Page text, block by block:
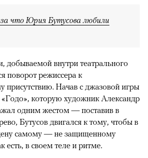
что Юрия Бутусова любили
добываемой внутри театрального
поворот режиссера к
присутствию. Начав с джазовой игры
«Годо», которую художник Александр
одним жестом — поставив в
Бутусов двигался к тому, чтобы в
самому — не защищенному
есть, в своем теле и ритме.